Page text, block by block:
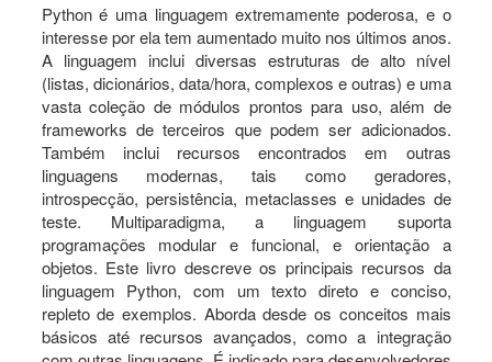
Python é uma linguagem extremamente poderosa, e o
interesse por ela tem aumentado muito nos últimos anos.
A linguagem inclui diversas estruturas de alto nível
(listas, dicionários, data/hora, complexos e outras) e uma
vasta coleção de módulos prontos para uso, além de
frameworks de terceiros que podem ser adicionados.
Também inclui recursos encontrados em outras
linguagens modernas, tais como geradores,
introspecção, persistência, metaclasses e unidades de
teste. Multiparadigma, a linguagem suporta
programações modular e funcional, e orientação a
objetos. Este livro descreve os principais recursos da
linguagem Python, com um texto direto e conciso,
repleto de exemplos. Aborda desde os conceitos mais
básicos até recursos avançados, como a integração